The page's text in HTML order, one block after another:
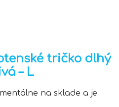
tričko dlhý
– L
na sklade a je